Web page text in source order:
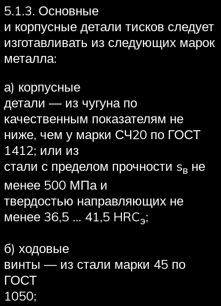
5.1.3. Основные
и корпусные детали тисков следует
изготавливать из следующих марок
металла:
а) корпусные
детали — из чугуна по
качественным показателям не
ниже, чем у марки СЧ20 по ГОСТ
1412; или из
стали с пределом прочности sв не
менее 500 МПа и
твердостью направляющих не
менее 36,5 … 41,5 HRCэ;
б) ходовые
винты — из стали марки 45 по
ГОСТ
1050;